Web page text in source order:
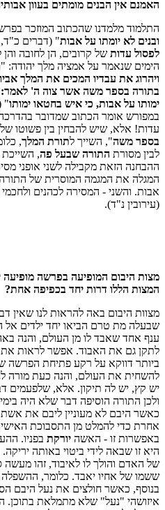
האמנם אין הבנים מומתים בעוון
התלמוד מלמדנו שהכתוב המוזכר
ובנים לא יומתו על אבות" (דברים כ"ד,
לפסול עדות של קרובים, הן לחובה
הימים שנאמר על אמציה מלך יהודה: "
ויהרוג את עבדיו המכים את המלך
בתורה בספר משה אשר צוה ה' לאמר:
ימותו על אבות, כי איש בחטאו ימותו"
במפורש אומר הכתוב שמדובר בהדרכה
עדות! אלא, שיש להבחין בין פשוטו
בספר משה", השייך לתורת המלך,
לבין מסורת התורה שבעל פה,
ההבחנה הזאת מקבילה לשני אופני
המגלה את המגמה המוסרית של
אבות. והשני - המסירה לכהנים
(עירובין נ"ד).
מצות היבום המופיעה בפרשה
המצות הללו דרות יחד בכפיפה אחת?
מצוות היבום באה להראות לנו שאין
שבעלה מת טרם הביאו יחד ילדים אל
ענף אחד שאבד לו מן העולם, והנה
לתקן גם את האבוד. אפשר לראות
ביותר דווקא על רקע פתיחת
להשחית את העולם, והנה כעת מורה
יש קץ, יש לה תיקון. אלא, שלפעמים
ולכן התורה הוסיפה דבר שלא היה
כאשר היבם לא מעוניין ליבם את אשת
אחרת כדי להמלט מן התסבוכת
באפשרות זו - האשה יורקת בפניו.
היא זו שבאה לידי ביטוי באותה
של האדם והולך לו לאיבוד, זהו
ששמו של אחיו יאבד. כלומר, ההשפלה
בנוסף, כאשר חולצים את נעל היבם
איזושהי "נעל" שלא מתמלאת בתוכן.